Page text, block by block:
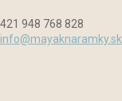
421 948 768 828
info@mayaknaramky.sk